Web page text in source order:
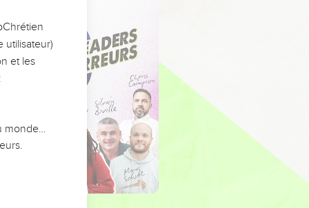
utilisateur)
et les
monde…